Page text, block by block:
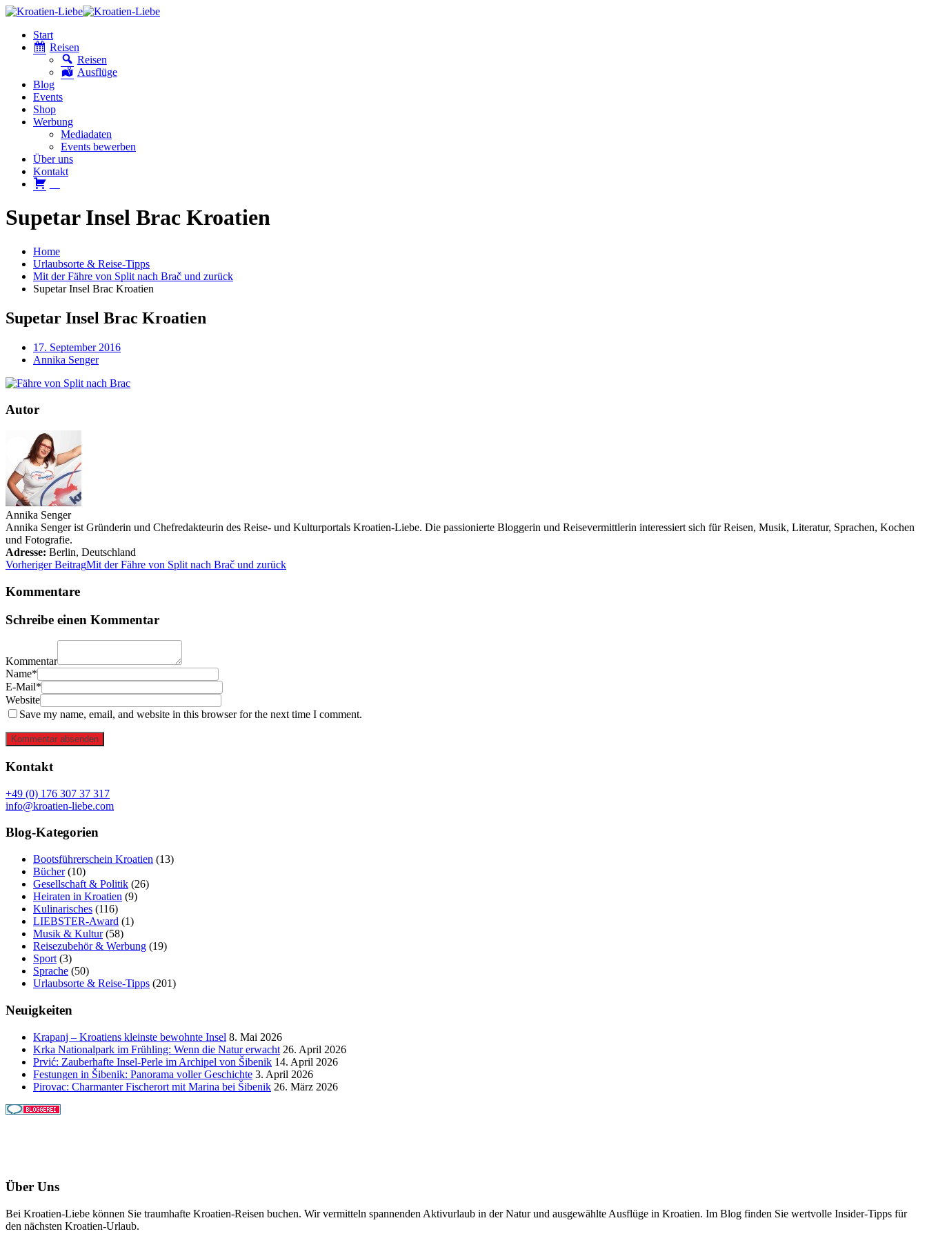
Start
Reisen
Reisen
Ausflüge
Blog
Events
Shop
Werbung
Mediadaten
Events bewerben
Über uns
Kontakt
Supetar Insel Brac Kroatien
Home
Urlaubsorte & Reise-Tipps
Mit der Fähre von Split nach Brač und zurück
Supetar Insel Brac Kroatien
Supetar Insel Brac Kroatien
17. September 2016
Annika Senger
Autor
Annika Senger
Annika Senger ist Gründerin und Chefredakteurin des Reise- und Kulturportals Kroatien-Liebe. Die passionierte Bloggerin und Reisevermittlerin interessiert sich für Reisen, Musik, Literatur, Sprachen, Kochen
und Fotografie.
Adresse: Berlin, Deutschland
Vorheriger BeitragMit der Fähre von Split nach Brač und zurück
Kommentare
Schreibe einen Kommentar
Kommentar
Name*
E-Mail*
Website
Save my name, email, and website in this browser for the next time I comment.
Kommentar absenden
Kontakt
+49 (0) 176 307 37 317
info@kroatien-liebe.com
Blog-Kategorien
Bootsführerschein Kroatien (13)
Bücher(10)
Gesellschaft & Politik (26)
Heiraten in Kroatien (9)
Kulinarisches (116)
LIEBSTER-Award (1)
Musik & Kultur(58)
Reisezubehör & Werbung (19)
Sport (3)
Sprache (50)
Urlaubsorte & Reise-Tipps (201)
Neuigkeiten
Krapanj – Kroatiens kleinste bewohnte Insel 8. Mai 2026
Krka Nationalpark im Frühling: Wenn die Natur erwacht 26. April 2026
Prvić: Zauberhafte Insel-Perle im Archipel von Šibenik 14. April 2026
Festungen in Šibenik: Panorama voller Geschichte 3. April 2026
Pirovac: Charmanter Fischerort mit Marina bei Šibenik 26. März 2026
Über Uns
Bei Kroatien-Liebe können Sie traumhafte Kroatien-Reisen buchen. Wir vermitteln spannenden Aktivurlaub in der Natur und ausgewählte Ausflüge in Kroatien. Im Blog finden Sie wertvolle Insider-Tipps für
den nächsten Kroatien-Urlaub.